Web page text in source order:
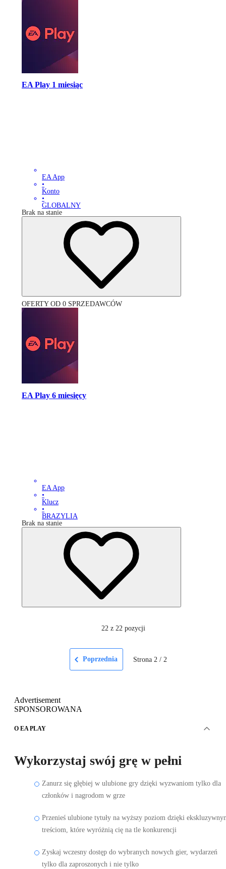
EA Play 1 miesiąc
EA App
•
Konto
•
GLOBALNY
Brak na stanie
OFERTY OD 0 SPRZEDAWCÓW
EA Play 6 miesięcy
EA App
•
Klucz
•
BRAZYLIA
Brak na stanie
22 z 22 pozycji
Poprzednia Strona 2/ 2
Advertisement
SPONSOROWANA
O EA PLAY
Wykorzystaj swój grę w pełni
Zanurz się głębiej w ulubione gry dzięki wyzwaniom tylko dla
członków i nagrodom w grze
Przenieś ulubione tytuły na wyższy poziom dzięki
treściom, które wyróżnią cię na tle konkurencji
Zyskaj wczesny dostęp do wybranych nowych gier, wydarzeń
tylko dla zaproszonych i nie tylko